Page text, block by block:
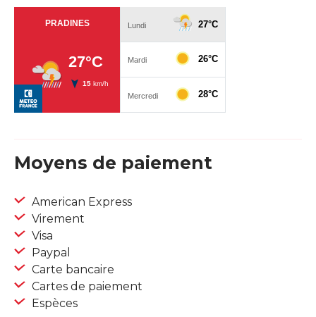
Moyens de paiement
American Express
Virement
Visa
Paypal
Carte bancaire
Cartes de paiement
Espèces